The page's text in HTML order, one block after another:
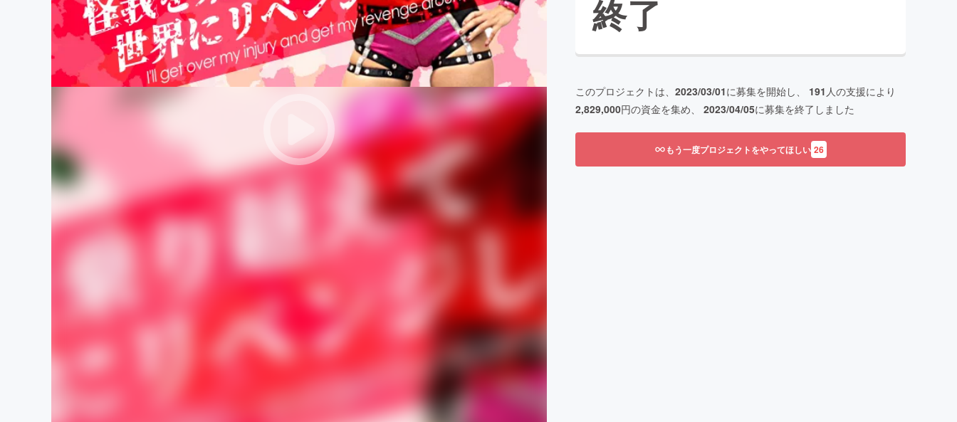
CAMPFIREふるさと納税machi-ya コミュニティ 終了
このプロジェクトは、 2023/03/01に募集を開始し、 191 人の支援により
2,829,000円の資金を集め、 2023/04/05に募集を終了しました
もう一度プロジェクトをやってほしい 26